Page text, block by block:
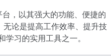
，以其强大的功能、便捷的
论是提高工作效率、提升技
学习的实用工具之一。